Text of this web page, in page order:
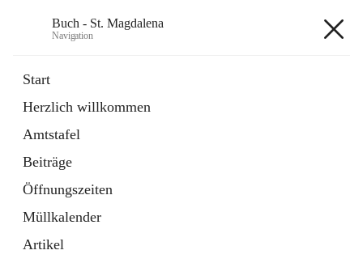
Buch - St. Magdalena
Navigation
Start
Herzlich willkommen
Amtstafel
Beiträge
Öffnungszeiten
Müllkalender
Artikel
11 Schnellzugriffe
Bürgerservice
10 Schnellzugriffe